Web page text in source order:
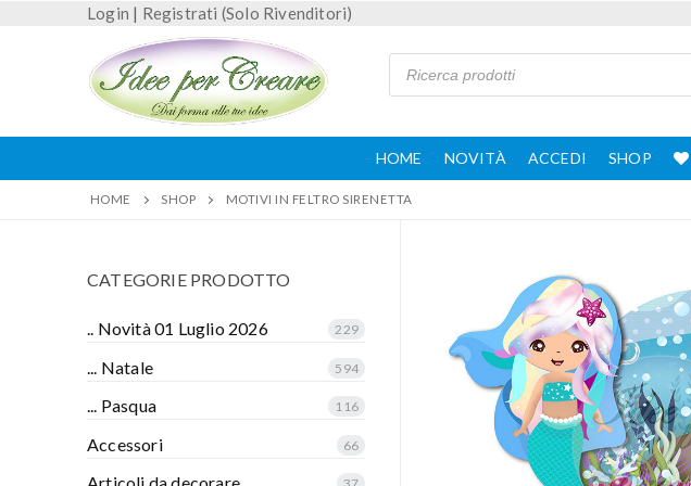
Login | Registrati (Solo Rivenditori)
HOME NOVITÀ ACCEDI SHOP
HOME SHOP MOTIVI IN FELTRO SIRENETTA
CATEGORIE PRODOTTO
.. Novità 01 Luglio 2026 229
... Natale 594
... Pasqua 116
Accessori 66